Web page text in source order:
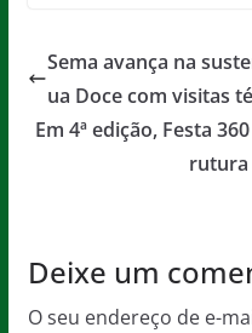
e
b
o
er l
Sema avança na
ua Doce com visitas
Em 4ª edição, Festa
rutura
Deixe um
O seu endereço de e-